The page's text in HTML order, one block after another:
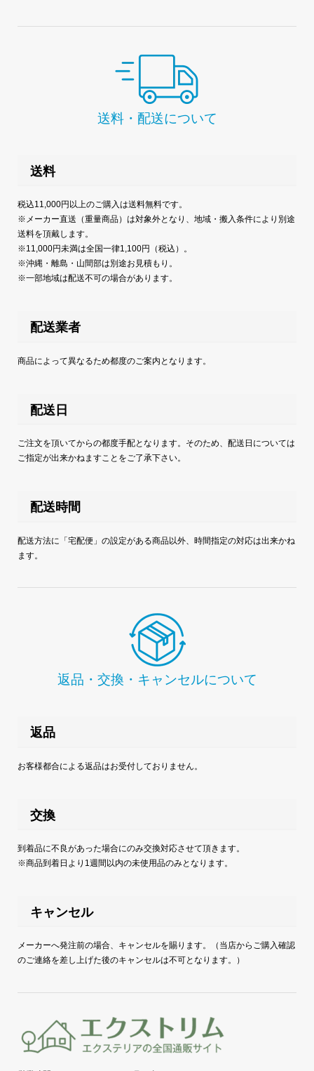
送料・配送について
送料
税込11,000円以上のご購入は送料無料です。
※メーカー直送（重量商品）は対象外となり、地域・搬入条件により別途
送料を頂戴します。
※11,000円未満は全国一律1,100円（税込）。
※沖縄・離島・山間部は別途お見積もり。
※一部地域は配送不可の場合があります。
配送業者
商品によって異なるため都度のご案内となります。
配送日
ご注文を頂いてからの都度手配となります。そのため、配送日については
ご指定が出来かねますことをご了承下さい。
配送時間
配送方法に「宅配便」の設定がある商品以外、時間指定の対応は出来かね
ます。
返品・交換・キャンセルについて
返品
お客様都合による返品はお受付しておりません。
交換
到着品に不良があった場合にのみ交換対応させて頂きます。
※商品到着日より1週間以内の未使用品のみとなります。
キャンセル
メーカーへ発注前の場合、キャンセルを賜ります。（当店からご購入確認
のご連絡を差し上げた後のキャンセルは不可となります。）